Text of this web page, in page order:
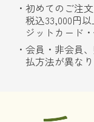
初めてのご注
税込33,000円
ジットカード
会員・非会員
払方法が異なり